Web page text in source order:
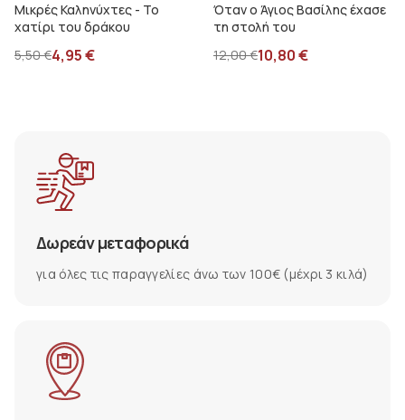
Μικρές Καληνύχτες - Το
χατίρι του δράκου
5,50€4,95€
Όταν ο Άγιος Βασίλης έχασε
τη στολή του
12,00€10,80€
Δωρεάν μεταφορικά
για όλες τις παραγγελίες άνω των 100€ (μέχρι 3 κιλά)